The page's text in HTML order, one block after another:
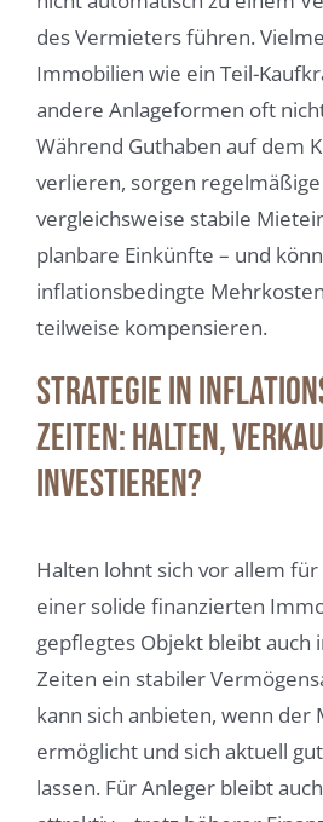
des Vermieters führen.
Immobilien wie ein Teil-
andere Anlageformen oft
Während Guthaben auf dem
verlieren, sorgen
vergleichsweise stabile
planbare Einkünfte – und
inflationsbedingte
teilweise kompensieren.
Strategie in
Zeiten: Halten,
investieren?
Halten lohnt sich vor allem
einer solide finanzierten
gepflegtes Objekt bleibt auch
Zeiten ein stabiler
kann sich anbieten, wenn der
ermöglicht und sich aktuell
lassen. Für Anleger bleibt